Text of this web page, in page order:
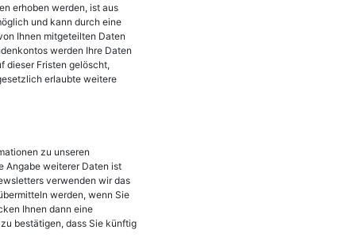
erhoben werden, ist aus
und kann durch eine
Ihnen mitgeteilten Daten
werden Ihre Daten
dieser Fristen gelöscht,
erlaubte weitere
zu unseren
Angabe weiterer Daten ist
verwenden wir das
werden, wenn Sie
Ihnen dann eine
bestätigen, dass Sie künftig